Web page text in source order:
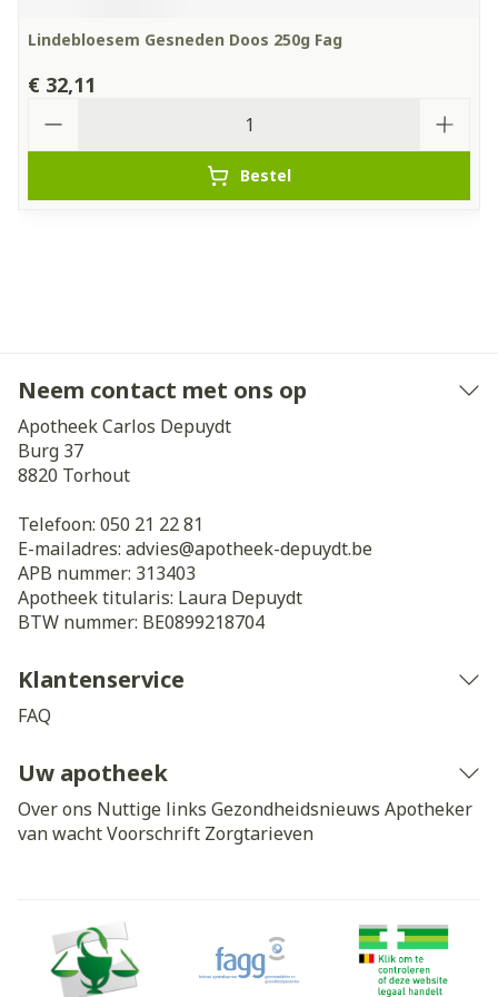
Lindebloesem Gesneden Doos 250g Fag
€ 32,11
Bestel
Neem contact met ons op
Apotheek Carlos Depuydt
Burg 37
8820 Torhout
Telefoon: 050 21 22 81
E-mailadres: advies@apotheek-depuydt.be
APB nummer: 313403
Apotheek titularis: Laura Depuydt
BTW nummer: BE0899218704
Klantenservice
FAQ
Uw apotheek
Over ons Nuttige links Gezondheidsnieuws Apotheker
van wachtVoorschrift Zorgtarieven